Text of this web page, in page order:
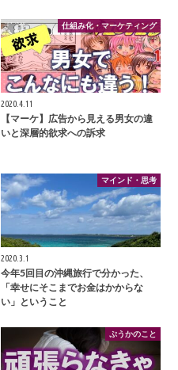
仕組み化・マーケティング
2020.4.11
【マーケ】広告から見える男女の違
いと深層的欲求への訴求
マインド・思考
2020.3.1
今年5回目の沖縄旅行で分かった、
「幸せにそこまでお金はかからな
い」ということ
ぷうかのこと